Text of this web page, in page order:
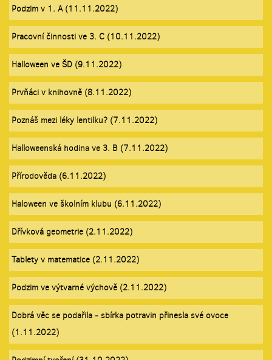
Podzim v 1. A (11.11.2022)
Pracovní činnosti ve 3. C (10.11.2022)
Halloween ve ŠD (9.11.2022)
Prvňáci v knihovně (8.11.2022)
Poznáš mezi léky lentilku? (7.11.2022)
Halloweenská hodina ve 3. B (7.11.2022)
Přírodověda (6.11.2022)
Haloween ve školním klubu (6.11.2022)
Dřívková geometrie (2.11.2022)
Tablety v matematice (2.11.2022)
Podzim ve výtvarné výchově (2.11.2022)
Dobrá věc se podařila - sbírka potravin přinesla své ovoce
(1.11.2022)